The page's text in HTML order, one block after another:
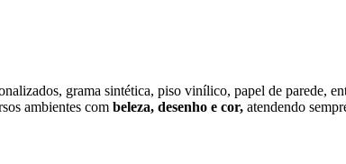
grama sintética, piso vinílico, papel de parede,
ambientes com beleza, desenho e cor, atendendo